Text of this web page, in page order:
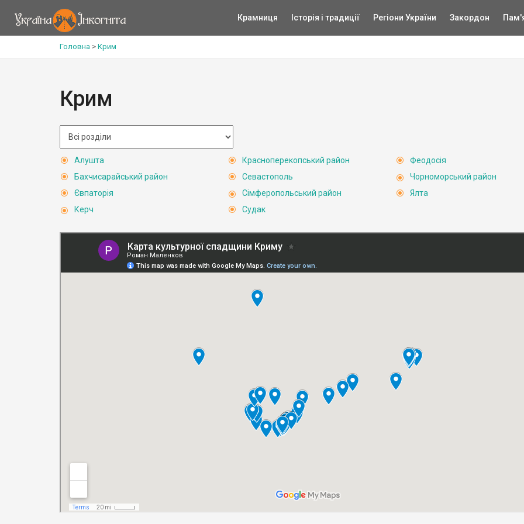
Крамниця Історія і традиції Регіони України Закордон
Головна > Крим
Крим
Алушта
Бахчисарайський район
Євпаторія
Керч
Красноперекопський район
Севастополь
Сімферопольський район
Судак
Феодосія
Чорноморський район
Ялта